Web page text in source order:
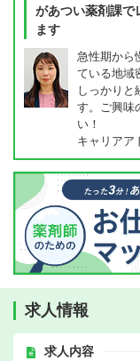
があつい薬剤課で
ます
急性期から
ている地域
しっかりと
す。ご興味
い！
キャリア
求人情報
求人内容